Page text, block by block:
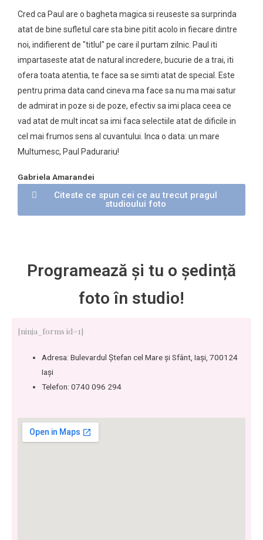
Cred ca Paul are o bagheta magica si reuseste sa surprinda
atat de bine sufletul care sta bine pitit acolo in fiecare dintre
noi, indifierent de "titlul" pe care il purtam zilnic. Paul iti
impartaseste atat de natural incredere, bucurie de a trai, iti
ofera toata atentia, te face sa se simti atat de special. Este
pentru prima data cand cineva ma face sa nu ma mai satur
de admirat in poze si de poze, efectiv sa imi placa ceea ce
vad atat de mult incat sa imi faca selectiile atat de dificile in
cel mai frumos sens al cuvantului. Inca o data: un mare
Multumesc, Paul Padurariu!
Gabriela Amarandei
NTT Data
Citeste ce spun cei ce au trecut pragul
studioului foto
Programează și tu o ședință
foto în studio!
[ninja_forms id=1]
Adresa: Bulevardul Ștefan cel Mare și Sfânt, Iași, 700124
Iași
Telefon: 0740 096 294